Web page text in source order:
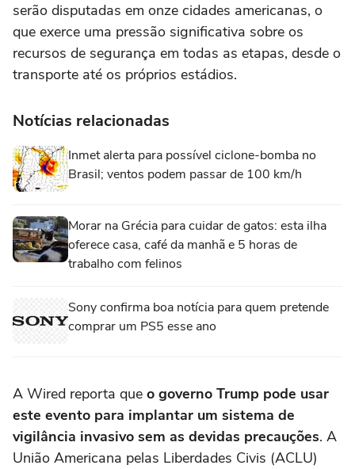
serão disputadas em onze cidades americanas, o
que exerce uma pressão significativa sobre os
recursos de segurança em todas as etapas, desde o
transporte até os próprios estádios.
Notícias relacionadas
Inmet alerta para possível ciclone-bomba no
Brasil; ventos podem passar de 100 km/h
Morar na Grécia para cuidar de gatos: esta ilha
oferece casa, café da manhã e 5 horas de
trabalho com felinos
Sony confirma boa notícia para quem pretende
comprar um PS5 esse ano
A Wired reporta que o governo Trump pode usar
este evento para implantar um sistema de
vigilância invasivo sem as devidas precauções. A
União Americana pelas Liberdades Civis (ACLU)